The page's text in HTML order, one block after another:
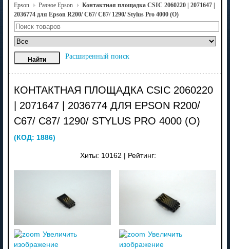
Epson
Разное Epson
Контактная площадка CSIC 2060220 | 2071647 |
2036774 для Epson R200/ C67/ C87/ 1290/ Stylus Pro 4000 (О)
Расширенный поиск
КОНТАКТНАЯ ПЛОЩАДКА CSIC 2060220
| 2071647 | 2036774 ДЛЯ EPSON R200/
C67/ C87/ 1290/ STYLUS PRO 4000 (О)
(КОД: 1886)
Хиты: 10162 Рейтинг:
Увеличить
изображение
Увеличить
изображение